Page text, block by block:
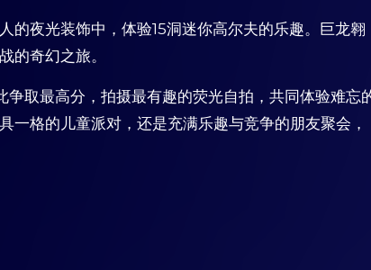
的夜光装饰中，体验15洞迷你高尔夫的乐趣。巨龙翱
的奇幻之旅。
取最高分，拍摄最有趣的荧光自拍，共同体验难忘
格的儿童派对，还是充满乐趣与竞争的朋友聚会，